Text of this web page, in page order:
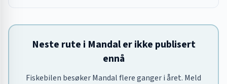
Neste rute i Mandal er ikke publisert
ennå
Fiskebilen besøker Mandal flere ganger i året. Meld